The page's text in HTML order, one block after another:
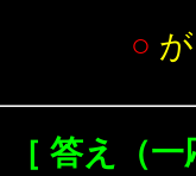
○ が
［ 答え（一